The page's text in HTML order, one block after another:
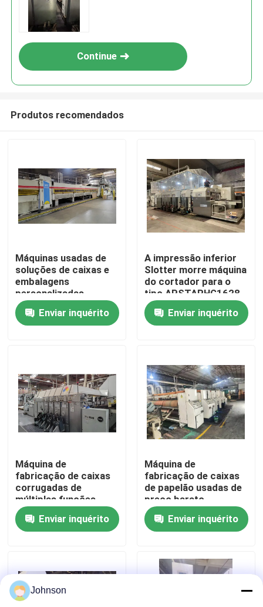
Casa
Produtos
Sobre nós
Excursão da fábrica
Contacte-nos
Notícia
máquina de impressão da caixa
Continue
Produtos recomendados
Máquinas usadas de
soluções de caixas e
embalagens
personalizadas
Enviar inquérito
A impressão inferior
Slotter morre máquina
do cortador para o
tipo APSTARHG1628
de Dongfang
Enviar inquérito
Máquina de
fabricação de caixas
corrugadas de
múltiplas funções
Enviar inquérito
Máquina de
fabricação de caixas
de papelão usadas de
preço barato
Enviar inquérito
Johnson